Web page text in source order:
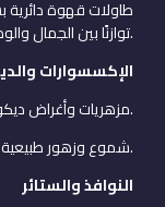
طاولات قهوة
توازنًا بين الجمال والوظيفة.
الإكسسوارات
مزهريات وأغراض ديكورية أنيقة بأحجام متنوعة على الطاولات والأرفف.
شموع وزهور طبيعية لخلق أجواء دافئة وترحيبية.
النوافذ والستائر